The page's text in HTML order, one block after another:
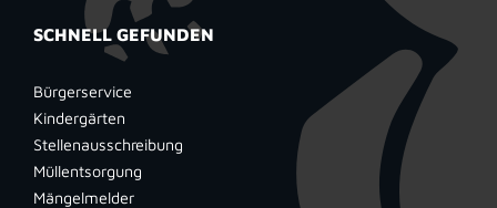
SCHNELL GEFUNDEN
Bürgerservice
Kindergärten
Stellenausschreibung
Müllentsorgung
Mängelmelder